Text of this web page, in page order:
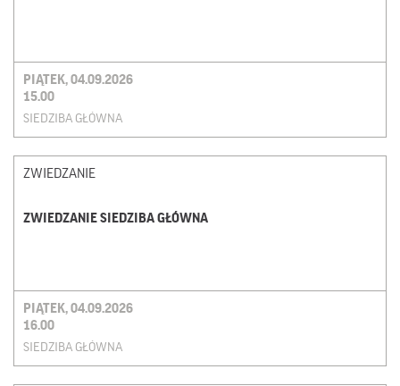
PIĄTEK, 04.09.2026
15.00
SIEDZIBA GŁÓWNA
ZWIEDZANIE
ZWIEDZANIE SIEDZIBA GŁÓWNA
PIĄTEK, 04.09.2026
16.00
SIEDZIBA GŁÓWNA